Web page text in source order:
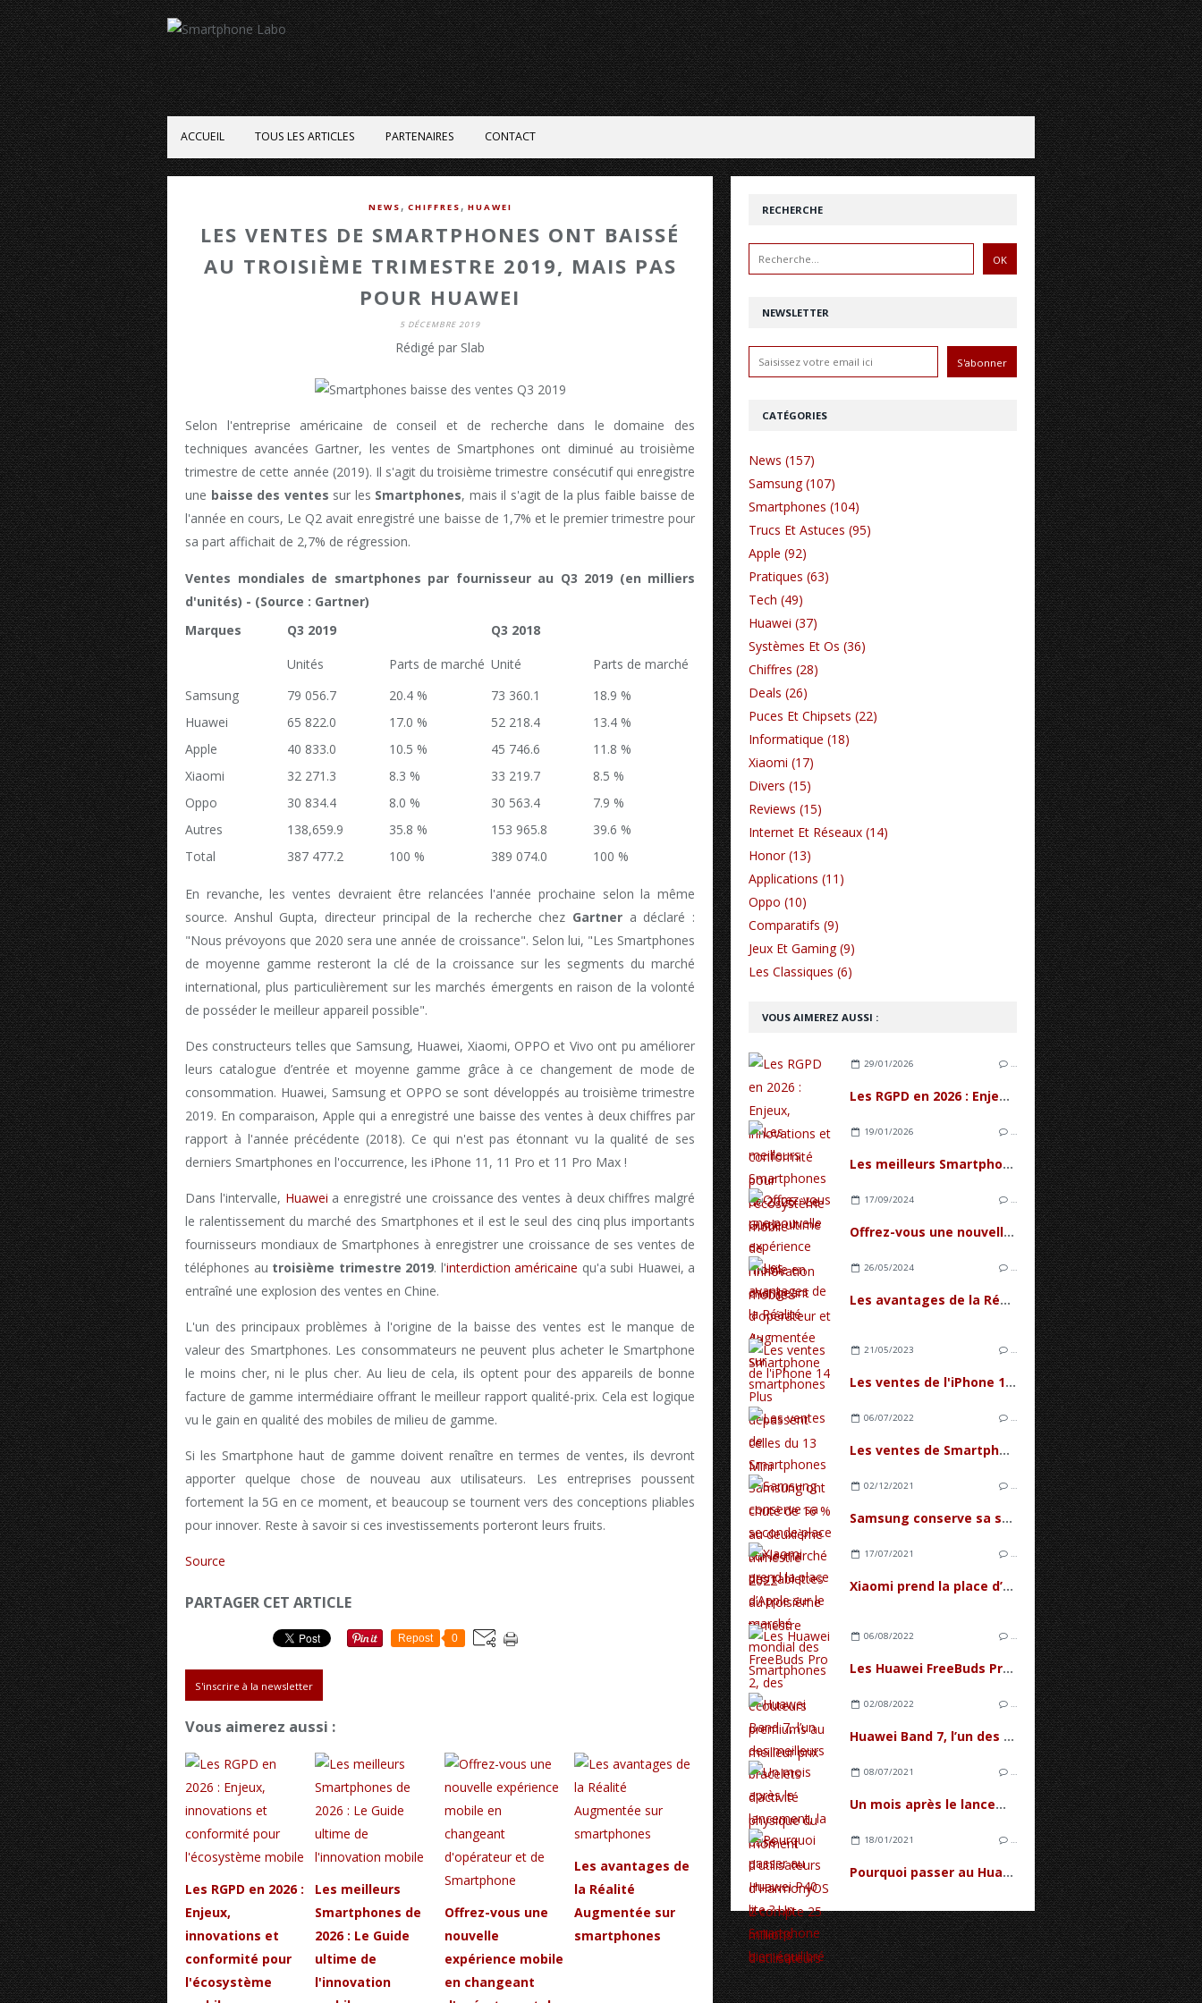
ACCUEIL TOUS LES ARTICLES PARTENAIRES CONTACT
NEWS , CHIFFRES , HUAWEI
LES VENTES DE SMARTPHONES ONT BAISSÉ
AU TROISIÈME TRIMESTRE 2019, MAIS PAS
POUR HUAWEI
5 DÉCEMBRE 2019
Rédigé par Slab
Selon l'entreprise américaine de conseil et de recherche dans le domaine des
techniques avancées Gartner, les ventes de Smartphones ont diminué au troisième
trimestre de cette année (2019). Il s'agit du troisième trimestre consécutif qui enregistre
une baisse des ventes sur les Smartphones, mais il s'agit de la plus faible baisse de
l'année en cours, Le Q2 avait enregistré une baisse de 1,7% et le premier trimestre pour
sa part affichait de 2,7% de régression.
Ventes mondiales de smartphones par fournisseur au Q3 2019 (en milliers
d'unités) - (Source : Gartner)
Marques
Q3 2019
Q3 2018
Unités
Parts de marché Unité
Parts de marché
Samsung
79 056.7 20.4 % 73 360.1
18.9 %
Huawei
65 822.0 17.0 % 52 218.4
13.4 %
Apple
40 833.0 10.5 % 45 746.6
11.8 %
Xiaomi
32 271.3 8.3 % 33 219.7
8.5 %
Oppo
30 834.4 8.0 % 30 563.4
7.9 %
Autres
138,659.9 35.8 % 153 965.8
39.6 %
Total
387 477.2 100 % 389 074.0 100 %
En revanche, les ventes devraient être relancées l'année prochaine selon la même
source. Anshul Gupta, directeur principal de la recherche chez Gartner a déclaré :
"Nous prévoyons que 2020 sera une année de croissance". Selon lui, "Les Smartphones
de moyenne gamme resteront la clé de la croissance sur les segments du marché
international, plus particulièrement sur les marchés émergents en raison de la volonté
de posséder le meilleur appareil possible".
Des constructeurs telles que Samsung, Huawei, Xiaomi, OPPO et Vivo ont pu améliorer
leurs catalogue d’entrée et moyenne gamme grâce à ce changement de mode de
consommation. Huawei, Samsung et OPPO se sont développés au troisième trimestre
2019. En comparaison, Apple qui a enregistré une baisse des ventes à deux chiffres par
rapport à l'année précédente (2018). Ce qui n'est pas étonnant vu la qualité de ses
derniers Smartphones en l'occurrence, les iPhone 11, 11 Pro et 11 Pro Max !
Dans l'intervalle, Huawei a enregistré une croissance des ventes à deux chiffres malgré
le ralentissement du marché des Smartphones et il est le seul des cinq plus importants
fournisseurs mondiaux de Smartphones à enregistrer une croissance de ses ventes de
téléphones au troisième trimestre 2019. l'interdiction américaine qu'a subi Huawei, a
entraîné une explosion des ventes en Chine.
L'un des principaux problèmes à l'origine de la baisse des ventes est le manque de
valeur des Smartphones. Les consommateurs ne peuvent plus acheter le Smartphone
le moins cher, ni le plus cher. Au lieu de cela, ils optent pour des appareils de bonne
facture de gamme intermédiaire offrant le meilleur rapport qualité-prix. Cela est logique
vu le gain en qualité des mobiles de milieu de gamme.
Si les Smartphone haut de gamme doivent renaître en termes de ventes, ils devront
apporter quelque chose de nouveau aux utilisateurs. Les entreprises poussent
fortement la 5G en ce moment, et beaucoup se tournent vers des conceptions pliables
pour innover. Reste à savoir si ces investissements porteront leurs fruits.
Source
PARTAGER CET ARTICLE
Repost 0
S'inscrire à la newsletter
Vous aimerez aussi :
Les RGPD en 2026 :
Enjeux,
innovations et
conformité pour
l'écosystème
Les meilleurs
Smartphones de
2026 : Le Guide
ultime de
l'innovation
Offrez-vous une
nouvelle
expérience mobile
en changeant
Les avantages de
la Réalité
Augmentée sur
smartphones
NEWSLETTER
RECHERCHE
VOUS AIMEREZ AUSSI :
29/01/2026 …
Les RGPD en 2026 : Enjeux, innovations et conformité pour l'écosystème mobile
19/01/2026 …
Les meilleurs Smartphones de 2026 : Le Guide ultime de l'innovation mobile
17/09/2024 …
Offrez-vous une nouvelle expérience mobile en changeant d'opérateur et de Smartphone
26/05/2024 …
Les avantages de la Réalité Augmentée sur smartphones
21/05/2023 …
Les ventes de l'iPhone 14 Plus dépassent celles du 13 Mini
06/07/2022 …
Les ventes de Smartphones Samsung ont chuté de 16 % au deuxième trimestre 2022
02/12/2021 …
Samsung conserve sa seconde place sur le marché des tablettes au troisième trimestre
17/07/2021 …
Xiaomi prend la place d’Apple sur le marché mondial des Smartphones
06/08/2022 …
Les Huawei FreeBuds Pro 2, des écouteurs premiums au meilleur prix
02/08/2022 …
Huawei Band 7, l’un des meilleurs bracelets d’activité physique du moment
08/07/2021 …
Un mois après le lancement, la base d'utilisateurs d'HarmonyOS 2 compte 25 millions d'utilisateurs
18/01/2021 …
Pourquoi passer au Huawei P40 lite ? Un Smartphone bien équilibré
CATÉGORIES
News (157)
Samsung (107)
Smartphones (104)
Trucs Et Astuces (95)
Apple (92)
Pratiques (63)
Tech (49)
Huawei (37)
Systèmes Et Os (36)
Chiffres (28)
Deals (26)
Puces Et Chipsets (22)
Informatique (18)
Xiaomi (17)
Divers (15)
Reviews (15)
Internet Et Réseaux (14)
Honor (13)
Applications (11)
Oppo (10)
Comparatifs (9)
Jeux Et Gaming (9)
Les Classiques (6)